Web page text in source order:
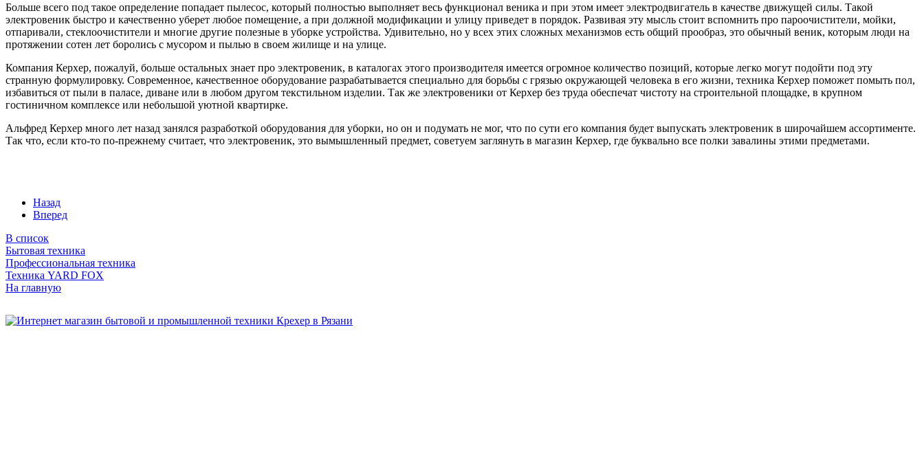
Больше всего под такое определение попадает пылесос, который полностью выполняет весь функционал веника и при этом имеет электродвигатель в качестве движущей силы. Такой
электровеник быстро и качественно уберет любое помещение, а при должной модификации и улицу приведет в порядок. Развивая эту мысль стоит вспомнить про пароочистители, мойки,
отпаривали, стеклоочистители и многие другие полезные в уборке устройства. Удивительно, но у всех этих сложных механизмов есть общий прообраз, это обычный веник, которым люди на
протяжении сотен лет боролись с мусором и пылью в своем жилище и на улице.
Компания Керхер, пожалуй, больше остальных знает про электровеник, в каталогах этого производителя имеется огромное количество позиций, которые легко могут подойти под эту
странную формулировку. Современное, качественное оборудование разрабатывается специально для борьбы с грязью окружающей человека в его жизни, техника Керхер поможет помыть пол,
избавиться от пыли в паласе, диване или в любом другом текстильном изделии. Так же электровеники от Керхер без труда обеспечат чистоту на строительной площадке, в крупном
гостиничном комплексе или небольшой уютной квартирке.
Альфред Керхер много лет назад занялся разработкой оборудования для уборки, но он и подумать не мог, что по сути его компания будет выпускать электровеник в широчайшем ассортименте.
Так что, если кто-то по-прежнему считает, что электровеник, это вымышленный предмет, советуем заглянуть в магазин Керхер, где буквально все полки завалины этими предметами.
Назад
Вперед
В список
Бытовая техника
Профессиональная техника
Техника YARD FOX
На главную